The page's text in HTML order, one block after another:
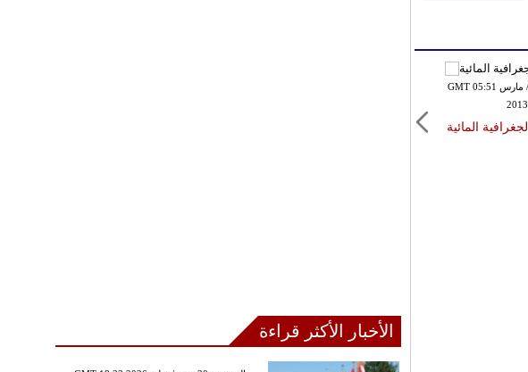
الثلاثاء ,26 آذار/ مارس GMT 05:51
2013
المائية
الأخبار الأكثر قراءة